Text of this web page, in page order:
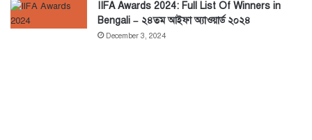
IIFA Awards 2024: Full List Of Winners in
Bengali – ২৪তম আইফা অ্যাওয়ার্ড ২০২৪
December 3, 2024